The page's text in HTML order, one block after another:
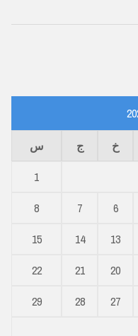
خ ج
س
1
6
7
8
13
14
15
20
21
22
27
28
29